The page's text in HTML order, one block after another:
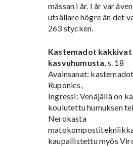
mässan i år. I år var
utsällare högre än det
263 stycken.
Kastemadot kakkivat
kasvuhumusta, s. 18
Avainsanat:
Ruponics,
Ingressi: Venäjällä on
koulutettu humuksen
Nerokasta
kaupallistettu myös